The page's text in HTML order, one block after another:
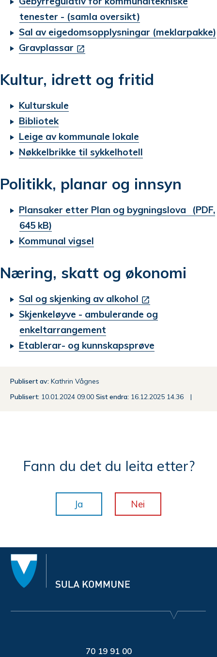
tenester - (samla oversikt)
Sal av eigedomsopplysningar (meklarpakke)
Gravplassar
Kultur, idrett og fritid
Kulturskule
Bibliotek
Leige av kommunale lokale
Nøkkelbrikke til sykkelhotell
Politikk, planar og innsyn
Plansaker etter Plan og bygningslova
(PDF,
645 kB)
Kommunal vigsel
Næring, skatt og økonomi
Sal og skjenking av alkohol
Skjenkeløyve - ambulerande og
enkeltarrangement
Etablerar- og kunnskapsprøve
Publisert av Kathrin Vågnes
Publisert 10.01.2024 09.00 Sist endra 16.12.2025 14.36
Fann du det du leita etter?
Ja Nei
70 19 91 00